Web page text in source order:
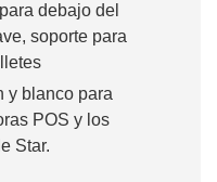
debajo del
soporte para
y blanco para
POS y los
Star.